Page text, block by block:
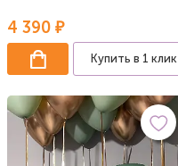
4 390 ₽
Купить в 1 клик